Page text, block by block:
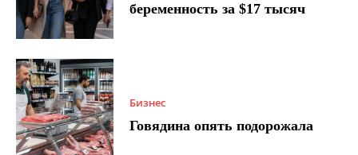
беременность за $17 тысяч
Бизнес
Говядина опять подорожала